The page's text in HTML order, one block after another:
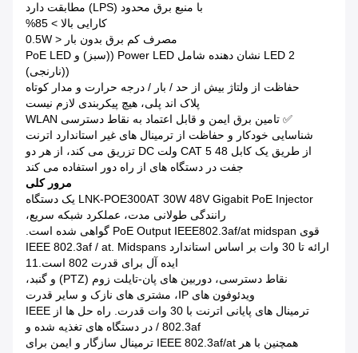
با منبع برق محدود (LPS) مطابقت دارد
️ کارایی بالا > 85%
مصرف کم برق بدون بار < 0.5W
2 LED نشان دهنده شامل Power LED ((سبز) و PoE LED
((نارنجی)
حفاظت از ولتاژ بیش از حد / بار / درجه حرارت و مدار کوتاه
پلاک اند پلی، هیچ پیکربندی لازم نیست
✅ تامین برق ایمن و قابل اعتماد به نقاط دسترسی WLAN
شناسایی خودکار و حفاظت از ترمینال های غیر استاندارد اترنت
️ از طریق یک کابل CAT 5 48 ولت DC تزریق می کند، از هر دو
جفت در دستگاه های از راه دور استفاده می کند
مرور کلی
LNK-POE300AT 30W 48V Gigabit PoE Injector یک دستگاه
رانندگی طولانی مدت، عملکرد شبکه سریع،
قوی PoE Output IEEE802.3af/at midspan گواهی شده است.
ارائه تا 30 وات بر اساس استاندارد IEEE 802.3af / at. Midspans
ایده آل برای قدرت 802 است.11
نقاط دسترسی، دوربین های پان-تایلت زوم (PTZ) و گنبد،
ویدئوفون های IP، مشتری های نازک و سایر قدرت
ترمینال های پایانی اترنت با 30 وات قدرت. راه حل ها از IEEE
802.3af / در دستگاه های تغذیه شده و
همچنین با هر IEEE 802.3af/at ترمینال سازگار و ایمن برای